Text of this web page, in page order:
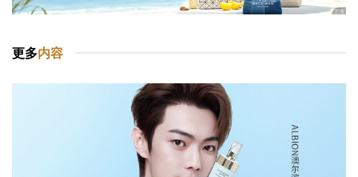
更多内容